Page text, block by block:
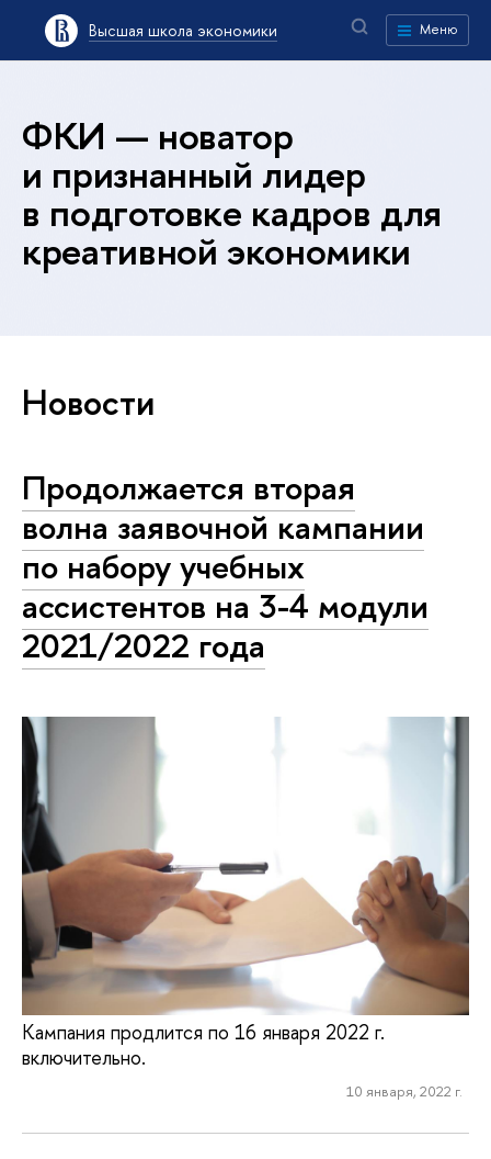
Высшая школа экономики Меню
ФКИ — новатор
и признанный лидер
в подготовке кадров для
креативной экономики
Новости
Продолжается вторая
волна заявочной кампании
по набору учебных
ассистентов на 3-4 модули
2021/2022 года
Кампания продлится по 16 января 2022 г.
включительно.
10 января, 2022 г.